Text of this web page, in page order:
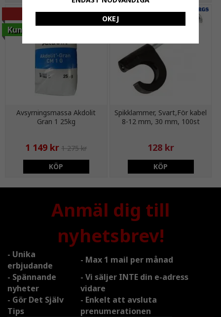
Avsyrningsmassa Akdolit
Gran 1 25kg
-10%
Kundfavorit
1 149 kr 1 275 kr
KÖP
Spikklammer, Svart,För kabel
8-12 mm, 30 mm, 100st
128 kr
KÖP
Anmäl dig till
nyhetsbrev!
- Unika
erbjudande
- Max 1 mail per månad
- Spännande
nyheter
- Vi säljer INTE din e-adress
vidare
- Gör Det Själv
Tips
- Enkelt att avsluta
prenumerationen
OKEJ